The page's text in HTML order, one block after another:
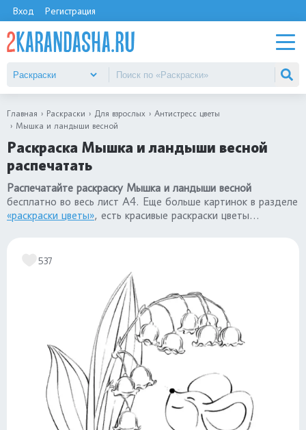
Вход Регистрация
Главная Раскраски Для взрослых
Антистресс цветы
Мышка и ландыши весной
Раскраска Мышка и ландыши весной
распечатать
Распечатайте раскраску Мышка и ландыши весной
бесплатно во весь лист А4. Еще больше картинок в разделе
«раскраски цветы», есть красивые раскраски цветы
537